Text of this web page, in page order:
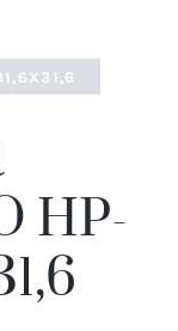
HP-